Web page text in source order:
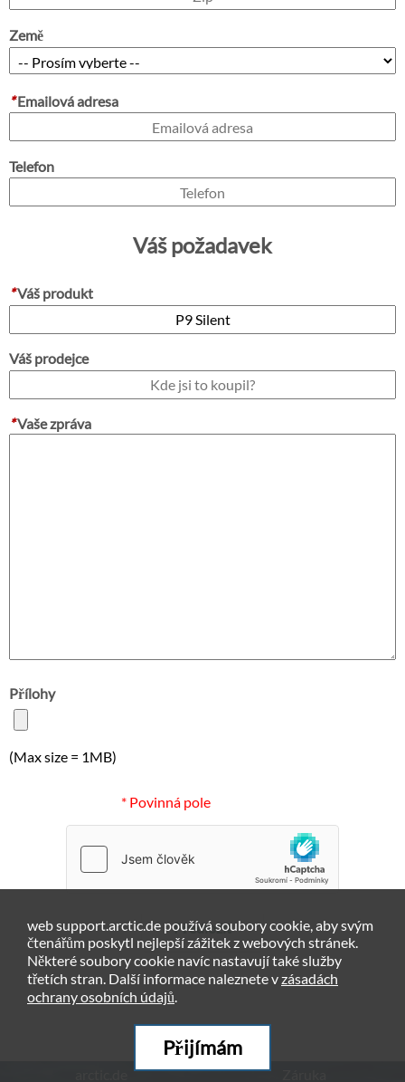
Země
*Emailová adresa
Telefon
Váš požadavek
*Váš produkt
Váš prodejce
*Vaše zpráva
Přílohy
(Max size = 1MB)
* Povinná pole
Předložit
web support.arctic.de používá soubory cookie, aby svým
čtenářům poskytl nejlepší zážitek z webových stránek.
Některé soubory cookie navíc nastavují také služby
třetích stran. Další informace naleznete vzásadách
ochrany osobních údajů.
Přijímám